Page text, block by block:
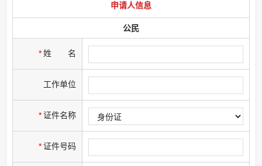
申请人信息
公民
*姓 名
工作单位
*证件名称
*证件号码